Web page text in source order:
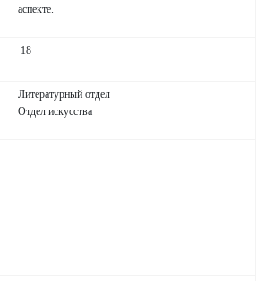
аспекте.
18
Литературный отдел
Отдел искусства